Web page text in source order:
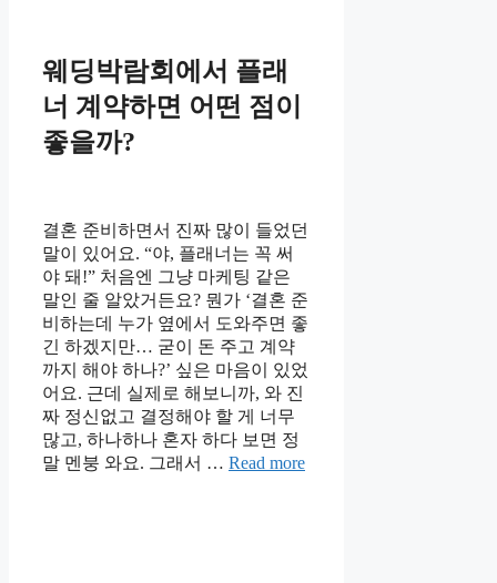
웨딩박람회에서 플래
너 계약하면 어떤 점이
좋을까?
결혼 준비하면서 진짜 많이 들었던
말이 있어요. “야, 플래너는 꼭 써
야 돼!” 처음엔 그냥 마케팅 같은
말인 줄 알았거든요? 뭔가 ‘결혼 준
비하는데 누가 옆에서 도와주면 좋
긴 하겠지만… 굳이 돈 주고 계약
까지 해야 하나?’ 싶은 마음이 있었
어요. 근데 실제로 해보니까, 와 진
짜 정신없고 결정해야 할 게 너무
많고, 하나하나 혼자 하다 보면 정
말 멘붕 와요. 그래서 … Read more